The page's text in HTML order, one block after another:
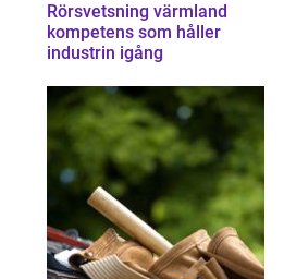
Rörsvetsning värmland
kompetens som håller
industrin igång